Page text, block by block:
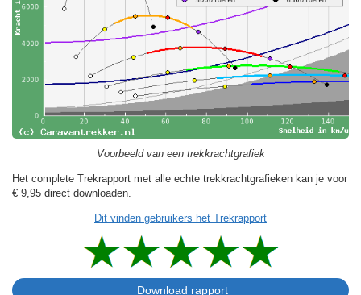
Voorbeeld van een trekkrachtgrafiek
Het complete Trekrapport met alle echte trekkrachtgrafieken kan je voor
€ 9,95 direct downloaden.
Dit vinden gebruikers het Trekrapport